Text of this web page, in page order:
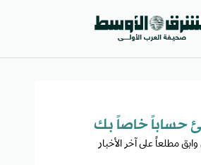
حساباً خاصاً بك​
مطلعاً على آخر الأخبار